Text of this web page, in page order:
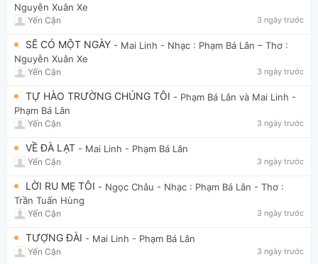
Nguyễn Xuân Xe
Yến Cận 3 ngày trước
SẼ CÓ MỘT NGÀY - Mai Linh - Nhạc : Phạm Bá Lân – Thơ :
Nguyễn Xuân Xe
Yến Cận 3 ngày trước
TỰ HÀO TRƯỜNG CHÚNG TÔI - Phạm Bá Lân và Mai Linh -
Phạm Bá Lân
Yến Cận 3 ngày trước
VỀ ĐÀ LẠT - Mai Linh - Phạm Bá Lân
Yến Cận 3 ngày trước
LỜI RU MẸ TÔI - Ngọc Châu - Nhạc : Phạm Bá Lân - Thơ :
Trần Tuấn Hùng
Yến Cận 3 ngày trước
TƯỢNG ĐÀI - Mai Linh - Phạm Bá Lân
Yến Cận 3 ngày trước